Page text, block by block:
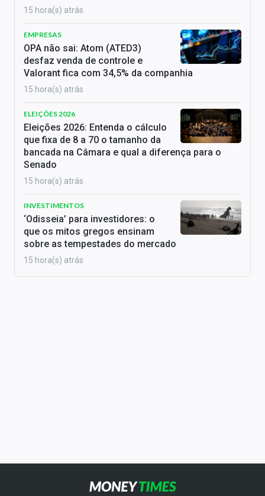
15 hora(s) atrás
EMPRESAS
OPA não sai: Atom (ATED3)
desfaz venda de controle e
Valorant fica com 34,5% da companhia
15 hora(s) atrás
ELEIÇÕES 2026
Eleições 2026: Entenda o cálculo
que fixa de 8 a 70 o tamanho da
bancada na Câmara e qual a diferença para o
Senado
15 hora(s) atrás
INVESTIMENTOS
‘Odisseia’ para investidores: o
que os mitos gregos ensinam
sobre as tempestades do mercado
15 hora(s) atrás